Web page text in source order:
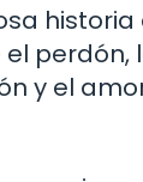
historia
perdón,
y el